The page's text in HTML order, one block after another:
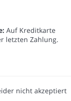
Auf Kreditkarte
letzten Zahlung.
nicht akzeptiert